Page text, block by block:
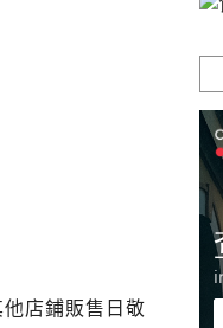
店鋪販售日敬